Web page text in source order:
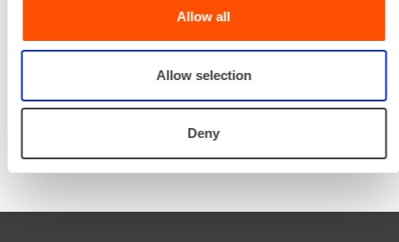
Allow all
Allow selection
Deny